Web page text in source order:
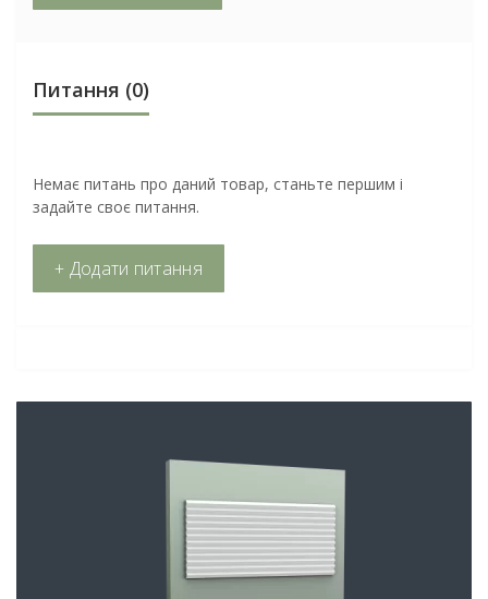
Питання (0)
Немає питань про даний товар, станьте першим і
задайте своє питання.
+ Додати питання